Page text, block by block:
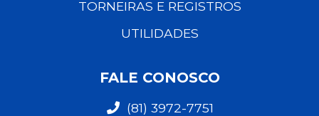
TORNEIRAS E REGISTROS
UTILIDADES
FALE CONOSCO
(81) 3972-7751